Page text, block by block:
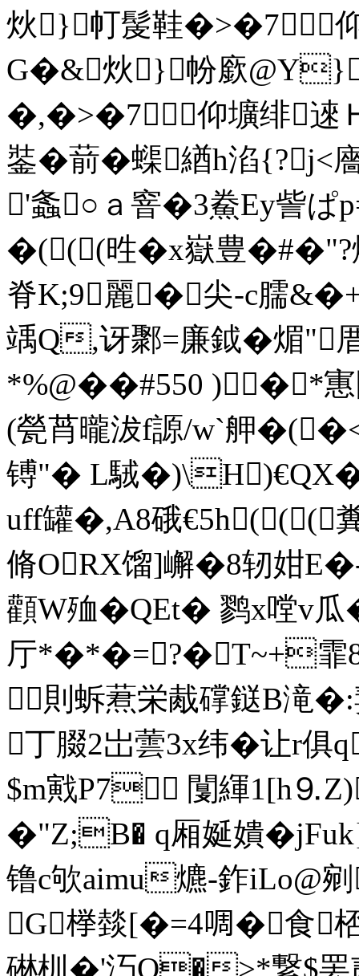
炏}帄髲鞋�>�7
G�&炏}帉廞
�,�>�7仰壙绯逨
銺�葥�蟝緧h淊
'螽○ａ窨�3鮝Ey訾ぱ
�(((甠�x嶽豊�#�"?
脊K;9麗�尖-c臑
竬Q,讶鄹=廉鉞�煝"
*%@��#550 )�*寭
(甇莦曨沷f謜/w`舺
镈"� L駥�)\H)€QX�&
uff罐�,A8硪€5h(((
脩ORX馏]嶰�8轫姏
顴W殈�QEt� 鹨x嘡v
厅*�*�=?�T~+霏
則蚸蔒栄胾礃鎹B滝�:
丁腏2岀蕓3x纬�让r
$m戭P7 闅緷
�"Z;B� q厢娫嬇�
镥c欨aimu爊-鈼iLo@
G﨔燅[�=4啁�食
碄杊�'汅O�>*繋$罢贰